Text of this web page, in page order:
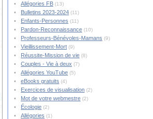
Allégories FB (13)
Bulletins 2023-2024 (11)
Enfants-Personnes (11)
Pardon-Reconnaissance (10)
Professeurs-Bénévoles-Mamans (9)
Vieillissement-Mort (9)
Réussite-Mission de vie (8)
Couples - Vie à deux (7)
Allégories YouTube (5)
eBooks gratuits (4)
Exercices de visualisation (2)
Mot de votre webmestre (2)
Écologie (2)
Allégories (1)